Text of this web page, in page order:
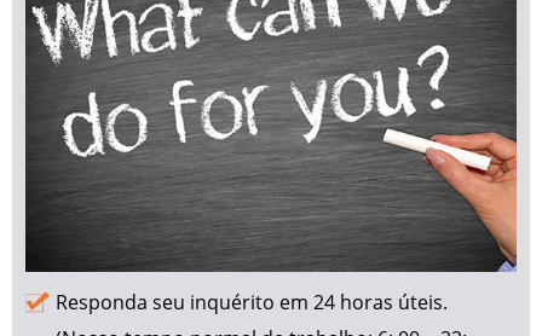
Responda seu inquérito em 24 horas úteis.